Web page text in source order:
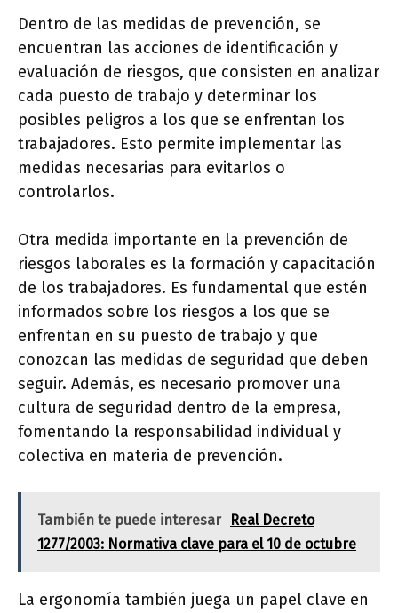
Dentro de las medidas de prevención, se
encuentran las acciones de identificación y
evaluación de riesgos, que consisten en analizar
cada puesto de trabajo y determinar los
posibles peligros a los que se enfrentan los
trabajadores. Esto permite implementar las
medidas necesarias para evitarlos o
controlarlos.
Otra medida importante en la prevención de
riesgos laborales es la formación y capacitación
de los trabajadores. Es fundamental que estén
informados sobre los riesgos a los que se
enfrentan en su puesto de trabajo y que
conozcan las medidas de seguridad que deben
seguir. Además, es necesario promover una
cultura de seguridad dentro de la empresa,
fomentando la responsabilidad individual y
colectiva en materia de prevención.
También te puede interesar
Real Decreto
1277/2003: Normativa clave para el 10 de octubre
La ergonomía también juega un papel clave en